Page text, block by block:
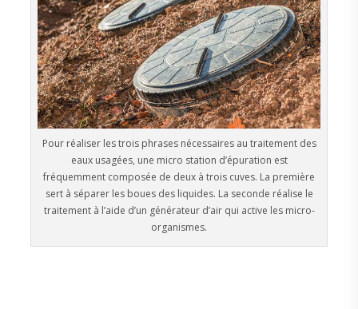
Pour réaliser les trois phrases nécessaires au traitement des
eaux usagées, une micro station d’épuration est
fréquemment composée de deux à trois cuves. La première
sert à séparer les boues des liquides. La seconde réalise le
traitement à l’aide d’un générateur d’air qui active les micro-
organismes.